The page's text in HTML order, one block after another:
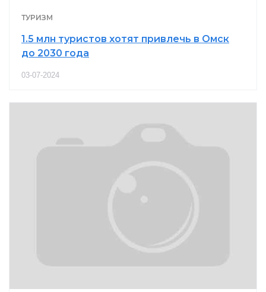
ТУРИЗМ
1.5 млн туристов хотят привлечь в Омск
до 2030 года
03-07-2024